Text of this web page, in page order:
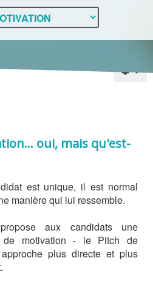
oui, mais qu'est-
est unique, il est normal
manière qui lui ressemble.
aux candidats une
motivation - le Pitch de
plus directe et plus